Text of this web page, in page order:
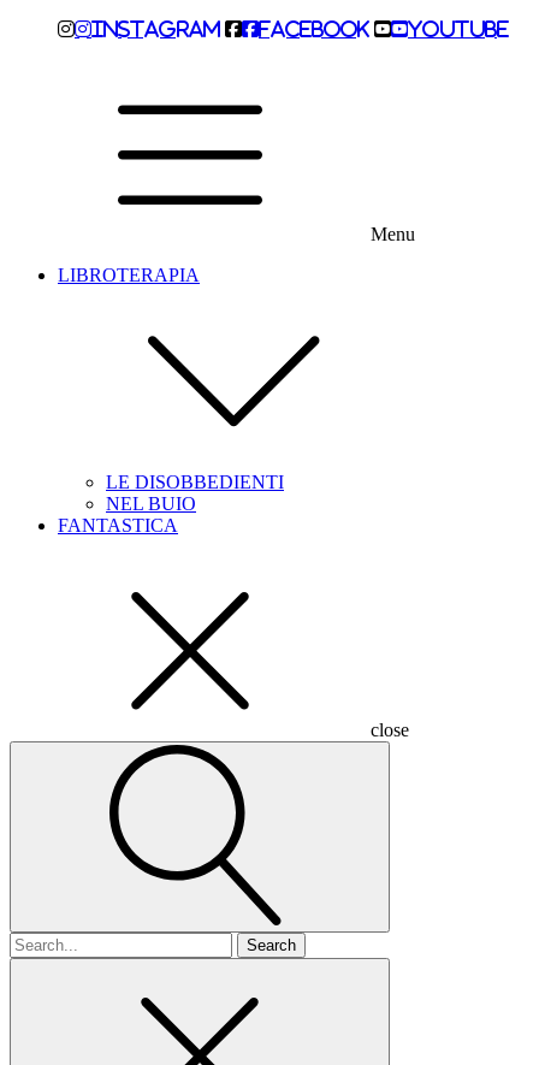
Instagram Facebook Youtube
Menu
LIBROTERAPIA
LE DISOBBEDIENTI
NEL BUIO
FANTASTICA
close
Search
for